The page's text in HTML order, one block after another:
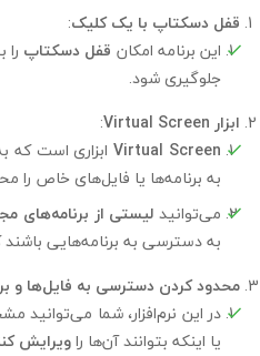
قفل دسکتاپ با یک کلیک:
این برنامه امکان قفل دسکتاپ
جلوگیری شود.
ابزار Virtual Screen
:
Virtual Screenابزاری است که
به برنامه‌ها یا فایل‌های خاص را
می‌توانید لیستی از برنامه‌های
به دسترسی به برنامه‌هایی
محدود کردن دسترسی به فایل‌ها و
در این نرم‌افزار، شما می‌توانید
یا اینکه بتوانند آن‌ها راویرایش